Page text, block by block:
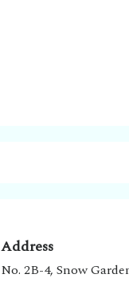
Address
No. 2B-4, Snow